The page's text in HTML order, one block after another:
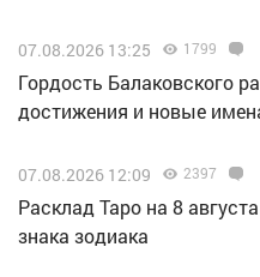
07.08.2026 13:25 1799
Гордость Балаковского
достижения и новые
07.08.2026 12:09 2397
Расклад Таро на 8
знака зодиака